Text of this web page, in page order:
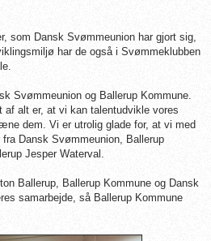
som Dansk Svømmeunion har gjort sig,
har de også i Svømmeklubben
Svømmeunion og Ballerup Kommune.
alt er, at vi kan talentudvikle vores
dem. Vi er utrolig glade for, at vi med
Dansk Svømmeunion, Ballerup
Jesper Waterval.
Ballerup, Ballerup Kommune og Dansk
samarbejde, så Ballerup Kommune